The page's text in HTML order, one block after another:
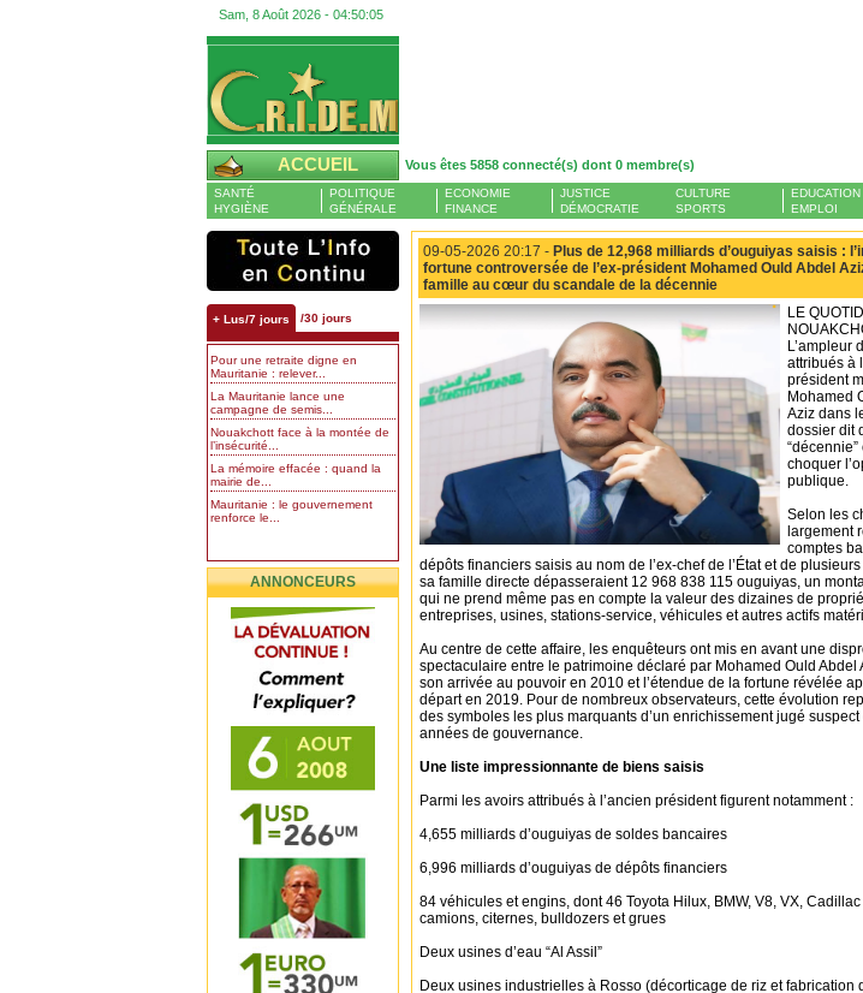
Sam, 8 Août 2026 - 04:50:06
ACCUEIL Vous êtes 5858 connecté(s) dont 0 membre(s)
SANTÉ
HYGIÈNE
POLITIQUE
GÉNÉRALE
ECONOMIE
FINANCE
JUSTICE
DÉMOCRATIE
CULTURE
SPORTS
EDUCATION
EMPLOI
+ Lus/7 jours /30 jours
Pour une retraite digne en
Mauritanie : relever...
La Mauritanie lance une
campagne de semis...
Nouakchott face à la montée de
l’insécurité...
La mémoire effacée : quand la
mairie de...
Mauritanie : le gouvernement
renforce le...
ANNONCEURS
09-05-2026 20:17 - Plus de 12,968 milliards d’ouguiyas saisis :
fortune controversée de l’ex-président Mohamed Ould Abdel
famille au cœur du scandale de la décennie
LE
L’ampleur
attribués à
président
Mohamed
Aziz dans
dossier dit
choquer
publique.
Selon les
largement
comptes
dépôts financiers saisis au nom de l’ex-chef de l’État et de
sa famille directe dépasseraient 12 968 838 115 ouguiyas, un
qui ne prend même pas en compte la valeur des dizaines de
entreprises, usines, stations-service, véhicules et autres actifs
Au centre de cette affaire, les enquêteurs ont mis en avant une
spectaculaire entre le patrimoine déclaré par Mohamed Ould Abdel
son arrivée au pouvoir en 2010 et l’étendue de la fortune révélée
départ en 2019. Pour de nombreux observateurs, cette évolution
des symboles les plus marquants d’un enrichissement jugé
années de gouvernance.
Une liste impressionnante de biens saisis
Parmi les avoirs attribués à l’ancien président figurent notamment :
4,655 milliards d’ouguiyas de soldes bancaires
6,996 milliards d’ouguiyas de dépôts financiers
84 véhicules et engins, dont 46 Toyota Hilux, BMW, V8, VX,
camions, citernes, bulldozers et grues
Deux usines d’eau “Al Assil”
Deux usines industrielles à Rosso (décorticage de riz et fabrication